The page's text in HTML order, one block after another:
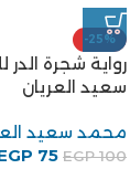
-25%
رواية شجرة
سعيد العريان
محمد سعيد
EGP100
75